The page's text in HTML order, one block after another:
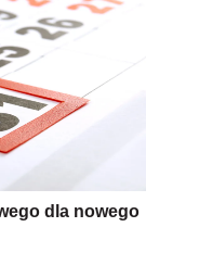
dla nowego